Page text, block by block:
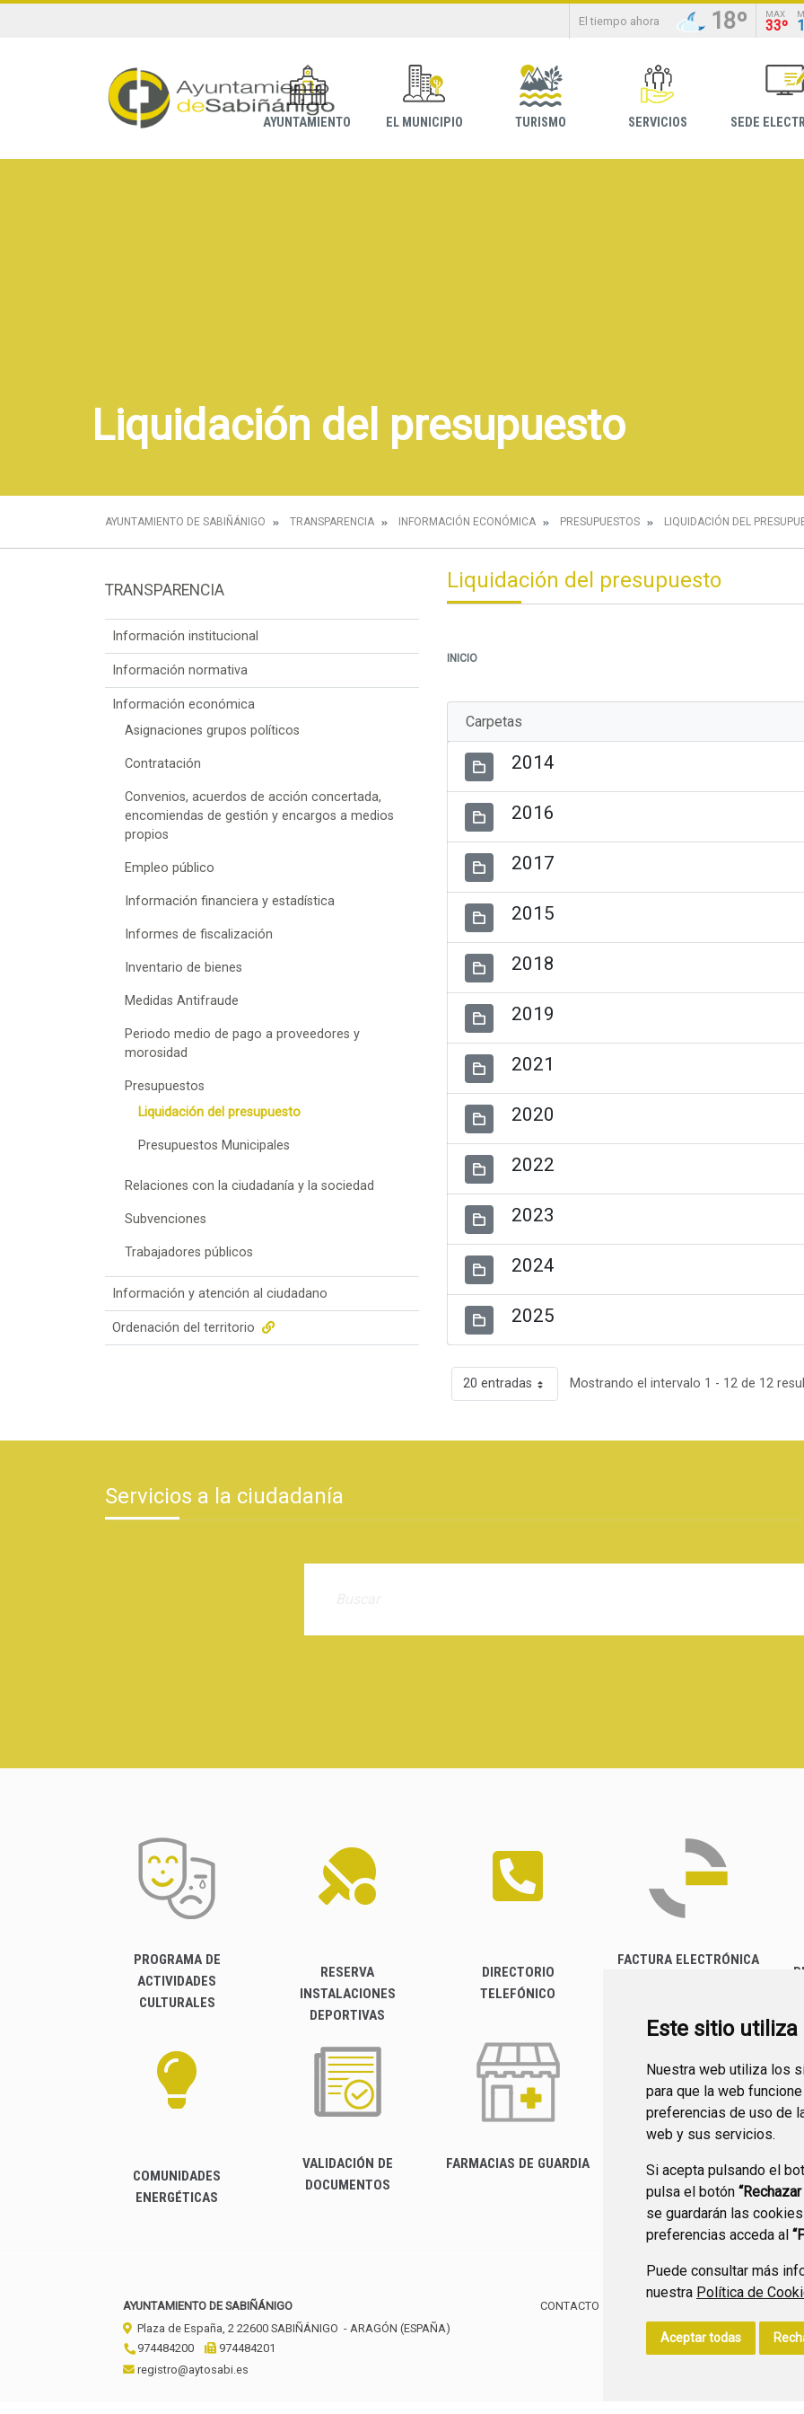
Este sitio
Nuestra web utiliza los
para que la web
preferencias de uso de
web y sus servicios.
Si acepta pulsando el
pulsa el botón
se guardarán las
preferencias acceda al
Puede consultar más
nuestra Política de
Aceptar todas
El tiempo ahora 18º MAX
33º
AYUNTAMIENTO EL MUNICIPIO TURISMO SERVICIOS SEDE
Liquidación del presupuesto
AYUNTAMIENTO DE SABIÑÁNIGO TRANSPARENCIA INFORMACIÓN ECONÓMICA PRESUPUESTOS LIQUIDACIÓN DEL
TRANSPARENCIA
Información institucional
Información normativa
Información económica
Asignaciones grupos políticos
Contratación
Convenios, acuerdos de acción concertada,
encomiendas de gestión y encargos a medios
propios
Empleo público
Información financiera y estadística
Informes de fiscalización
Inventario de bienes
Medidas Antifraude
Periodo medio de pago a proveedores y
morosidad
Presupuestos
Liquidación del presupuesto
Presupuestos Municipales
Relaciones con la ciudadanía y la sociedad
Subvenciones
Trabajadores públicos
Información y atención al ciudadano
Ordenación del territorio
Liquidación del presupuesto
INICIO
Carpetas
2014
2016
2017
2015
2018
2019
2021
2020
2022
2023
2024
2025
20 entradas Mostrando el intervalo 1 - 12 de 12
Servicios a la ciudadanía
PROGRAMA DE
ACTIVIDADES
CULTURALES
RESERVA
INSTALACIONES
DEPORTIVAS
DIRECTORIO
TELEFÓNICO
FACTURA ELECTRÓNICA
COMUNIDADES
ENERGÉTICAS
VALIDACIÓN DE
DOCUMENTOS
FARMACIAS DE GUARDIA
CANAL YOUTUBE
AYUNTAMIENTO DE SABIÑÁNIGO
Plaza de España, 2 22600 SABIÑÁNIGO - ARAGÓN (ESPAÑA)
974484200
974484201
registro@aytosabi.es
CONTACTO